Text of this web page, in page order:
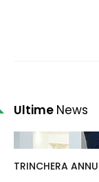
Ultime News
TRINCHERA